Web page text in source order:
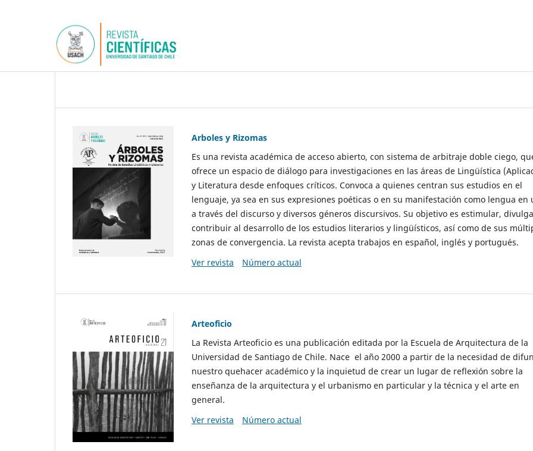
Arboles y Rizomas
Es una revista académica de acceso abierto, con sistema de arbitraje doble ciego,
ofrece un espacio de diálogo para investigaciones en las áreas de Lingüística
y Literatura desde enfoques críticos. Convoca a quienes centran sus estudios en el
lenguaje, ya sea en sus expresiones poéticas o en su manifestación como lengua en
a través del discurso y diversos géneros discursivos. Su objetivo es estimular,
contribuir al desarrollo de los estudios literarios y lingüísticos, así como de sus
zonas de convergencia. La revista acepta trabajos en español, inglés y portugués.
Ver revista
Número actual
Arteoficio
La Revista Arteoficio es una publicación editada por la Escuela de Arquitectura de la
Universidad de Santiago de Chile. Nace el año 2000 a partir de la necesidad de
nuestro quehacer académico y la inquietud de crear un lugar de reflexión sobre la
enseñanza de la arquitectura y el urbanismo en particular y la técnica y el arte en
general.
Ver revista
Número actual